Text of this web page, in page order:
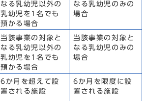
なる乳幼児以外の
乳幼児を1名でも
預かる場合
なる乳幼児のみの
場合
当該事業の対象と
なる乳幼児以外の
乳幼児を1名でも
預かる場合
当該事業の対象と
なる乳幼児のみの
場合
6か月を超えて設
置される施設
6か月を限度に設
置される施設